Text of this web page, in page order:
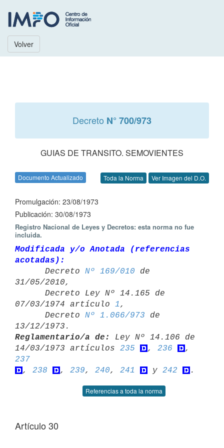
Volver
Decreto N° 700/973
GUIAS DE TRANSITO. SEMOVIENTES
Documento Actualizado Toda la Norma Ver Imagen del D.O.
Promulgación: 23/08/1973
Publicación: 30/08/1973
Registro Nacional de Leyes y Decretos: esta norma no fue
incluida.
Modificada y/o Anotada (referencias
acotadas):
Decreto Nº 169/010 de
31/05/2010,
07/03/1974 artículo 1 ,
      Decreto
Nº 1.066/973 de
Reglamentario/a de:
Ley Nº 14.106 de
14/03/1973 artículos 235 , 236
237
, 238 , 239, 240, 241 y 242
Referencias a toda la norma
Artículo 30